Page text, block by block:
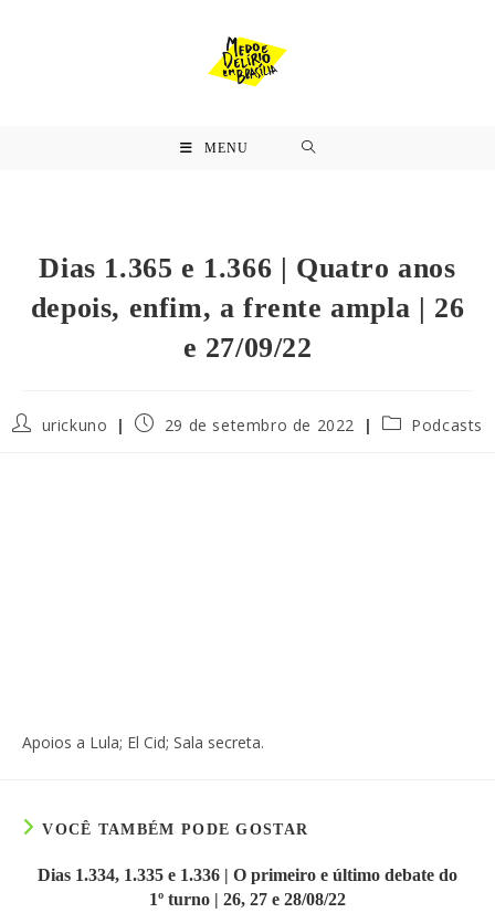
MENU
Dias 1.365 e 1.366 | Quatro anos
depois, enfim, a frente ampla | 26
e 27/09/22
urickuno 29 de setembro de 2022 Podcasts
Apoios a Lula; El Cid; Sala secreta.
VOCÊ TAMBÉM PODE GOSTAR
Dias 1.334, 1.335 e 1.336 | O primeiro e último debate do
1º turno | 26, 27 e 28/08/22